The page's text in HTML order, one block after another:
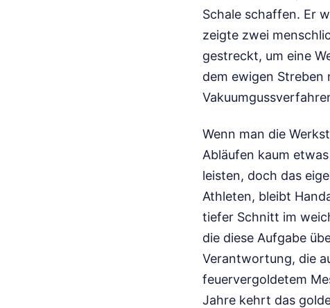
Schale schaffen. Er
zeigte zwei
gestreckt, um eine
dem ewigen Streben
Wenn man die
Abläufen kaum
leisten, doch das
Athleten, bleibt
tiefer Schnitt im
die diese Aufgabe
Verantwortung, die
feuervergoldetem
Jahre kehrt das